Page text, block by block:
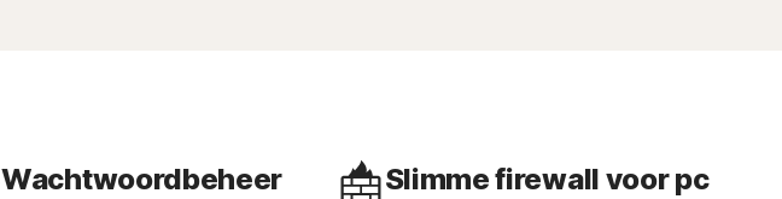
Wachtwoordbeheer
Slimme firewall voor pc